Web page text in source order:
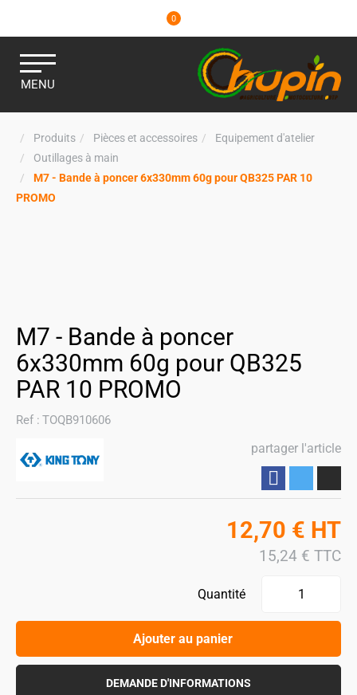
0
MENU
Produits Pièces et accessoires
Equipement d'atelier
Outillages à main
M7 - Bande à poncer 6x330mm 60g pour QB325 PAR 10
PROMO
M7 - Bande à poncer
6x330mm 60g pour QB325
PAR 10 PROMO
Ref : TOQB910606
partager l'article
12,70 € HT
15,24 € TTC
Quantité
Ajouter au panier
DEMANDE D'INFORMATIONS